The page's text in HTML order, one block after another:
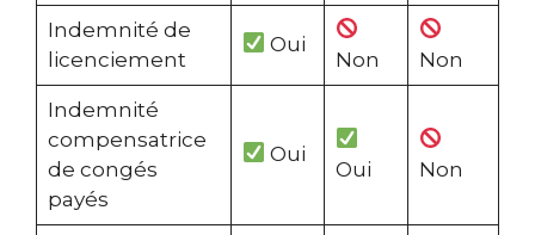
Indemnité de
licenciement
Oui
Non Non
Indemnité
compensatrice
de congés
payés
Oui
Oui Non